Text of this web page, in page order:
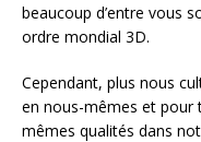
beaucoup d’entre vous
ordre mondial 3D.
Cependant, plus nous
en nous-mêmes et pour
mêmes qualités dans